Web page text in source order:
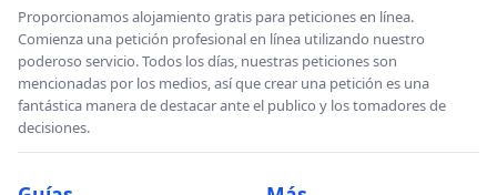
Proporcionamos alojamiento gratis para peticiones en línea.
Comienza una petición profesional en línea utilizando nuestro
poderoso servicio. Todos los días, nuestras peticiones son
mencionadas por los medios, así que crear una petición es una
fantástica manera de destacar ante el publico y los tomadores de
decisiones.